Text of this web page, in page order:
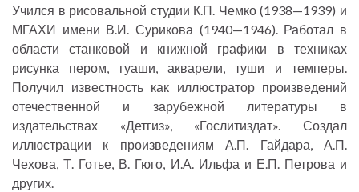
Учился в рисовальной студии К.П. Чемко (1938—1939) и
МГАХИ имени В.И. Сурикова (1940—1946). Работал в
области станковой и книжной графики в техниках
рисунка пером, гуаши, акварели, туши и темперы.
Получил известность как иллюстратор произведений
отечественной и зарубежной литературы в
издательствах «Детгиз», «Гослитиздат». Создал
иллюстрации к произведениям А.П. Гайдара, А.П.
Чехова, Т. Готье, В. Гюго, И.А. Ильфа и Е.П. Петрова и
других.